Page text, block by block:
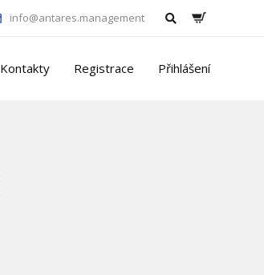
info@antares.management
Kontakty Registrace Přihlášení